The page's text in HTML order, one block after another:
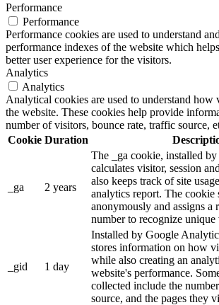
Performance
Performance
Performance cookies are used to understand
performance indexes of the website which
better user experience for the visitors.
Analytics
Analytics
Analytical cookies are used to understand how
the website. These cookies help provide
number of visitors, bounce rate, traffic source,
Cookie Duration
_ga 2 years
The _ga cookie, installed
calculates visitor, session
also keeps track of site
analytics report. The cookie
anonymously and assigns a
number to recognize unique
_gid 1 day
Installed by Google
stores information on how
while also creating an
website's performance.
collected include the
source, and the pages they